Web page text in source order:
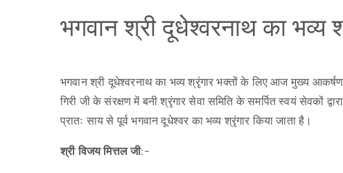
भगवान श्री दूधेश्वरनाथ का भव्य
भगवान श्री दूधेश्वरनाथ का भव्य श्रृंगार भक्तों के लिए आज मुख्य
गिरी जी के संरक्षण में बनी श्रृंगार सेवा समिति के समर्पित स्वयं सेवकों
प्रातः साय से पूर्व भगवान दूधेश्वर का भव्य श्रृंगार किया जाता है।
श्री विजय मित्तल जी:-